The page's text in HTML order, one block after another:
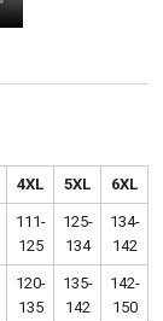
4XL 5XL 6XL
111-
125
125-
134
134-
142
120-
135
135-
142
142-
150